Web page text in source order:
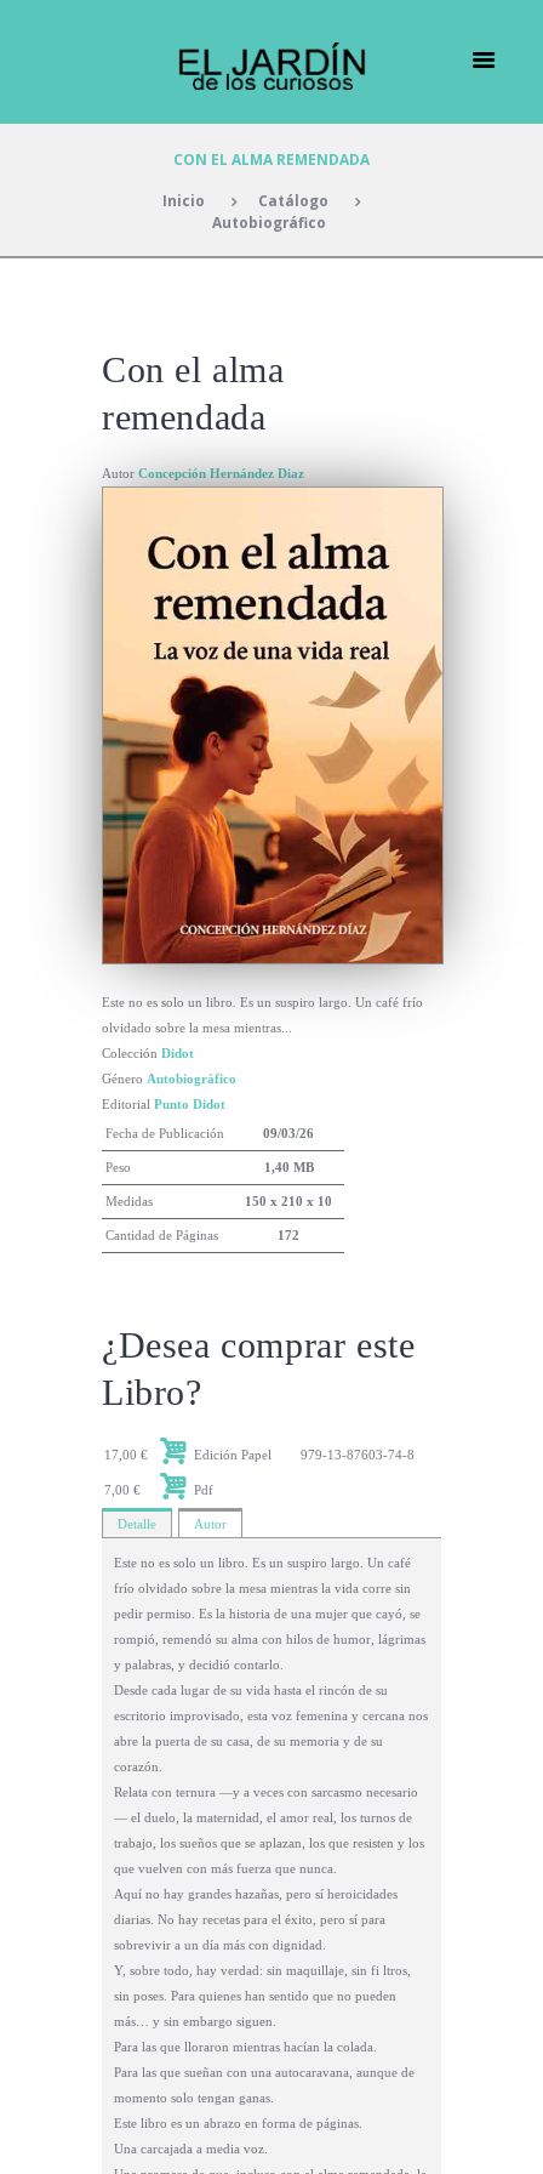
CON EL ALMA REMENDADA
Inicio
Catálogo
Autobiográfico
Con el alma
remendada
Autor Concepción Hernández Diaz
Este no es solo un libro. Es un suspiro largo. Un café frío
olvidado sobre la mesa mientras...
Colección Didot
Género Autobiográfico
Editorial Punto Didot
Fecha de Publicación
09/03/26
Peso 1,40 MB
Medidas 150 x 210 x 10
Cantidad de Páginas 172
¿Desea comprar este
Libro?
17,00 € Edición Papel 979-13-87603-74-8
7,00 € Pdf
Detalle Autor
Este no es solo un libro. Es un suspiro largo. Un café
frío olvidado sobre la mesa mientras la vida corre sin
pedir permiso. Es la historia de una mujer que cayó, se
rompió, remendó su alma con hilos de humor, lágrimas
y palabras, y decidió contarlo.
Desde cada lugar de su vida hasta el rincón de su
escritorio improvisado, esta voz femenina y cercana nos
abre la puerta de su casa, de su memoria y de su
corazón.
Relata con ternura —y a veces con sarcasmo necesario
— el duelo, la maternidad, el amor real, los turnos de
trabajo, los sueños que se aplazan, los que resisten y los
que vuelven con más fuerza que nunca.
Aquí no hay grandes hazañas, pero sí heroicidades
diarias. No hay recetas para el éxito, pero sí para
sobrevivir a un día más con dignidad.
Y, sobre todo, hay verdad: sin maquillaje, sin fi ltros,
sin poses. Para quienes han sentido que no pueden
más… y sin embargo siguen.
Para las que lloraron mientras hacían la colada.
Para las que sueñan con una autocaravana, aunque de
momento solo tengan ganas.
Este libro es un abrazo en forma de páginas.
Una carcajada a media voz.